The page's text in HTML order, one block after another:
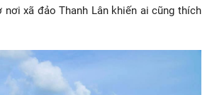
nơi xã đảo Thanh Lân khiến ai cũng thích